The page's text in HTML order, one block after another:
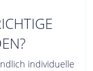
individuelle